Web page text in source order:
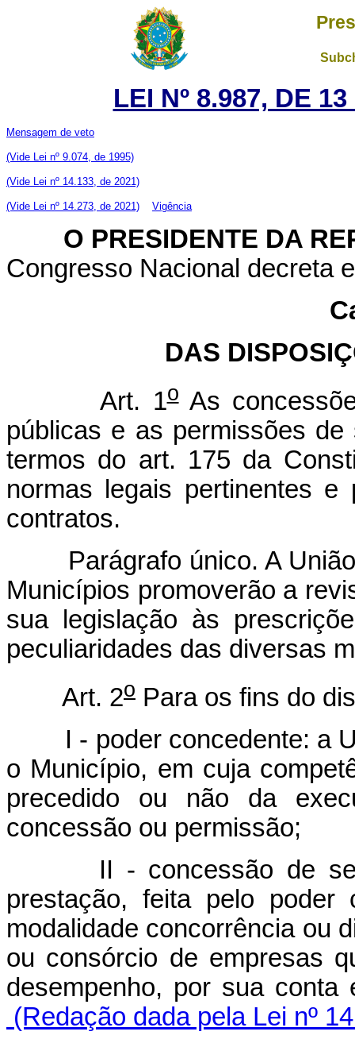
LEI Nº 8.987, DE
Mensagem de veto
(Vide Lei nº 9.074, de 1995)
(Vide Lei nº 14.133, de 2021)
(Vide Lei nº 14.273, de 2021) Vigência
O PRESIDENTE DA
Congresso Nacional decreta
DAS
Art. 1oAs
públicas e as permissões
termos do art. 175 da
normas legais pertinentes e
contratos.
Parágrafo único. A União,
Municípios promoverão a
sua legislação às
peculiaridades das diversas
Art. 2o Para os fins do
I - poder concedente: a
o Município, em cuja
precedido ou não da
concessão ou permissão;
II - concessão de
prestação, feita pelo poder
modalidade concorrência ou
ou consórcio de empresas
desempenho, por sua
(Redação dada pela Lei nº